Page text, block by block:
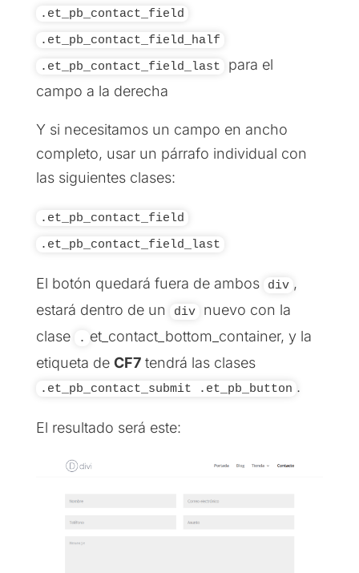
.et_pb_contact_field
.et_pb_contact_field_half
.et_pb_contact_field_last
para el
campo a la derecha
Y si necesitamos un campo en ancho
completo, usar un párrafo individual con
las siguientes clases:
.et_pb_contact_field
.et_pb_contact_field_last
El botón quedará fuera de ambos div ,
estará dentro de un
div
nuevo con la
clase
. et_contact_bottom_container, y la
etiqueta de CF7tendrá las clases
.et_pb_contact_submit .et_pb_button .
El resultado será este: